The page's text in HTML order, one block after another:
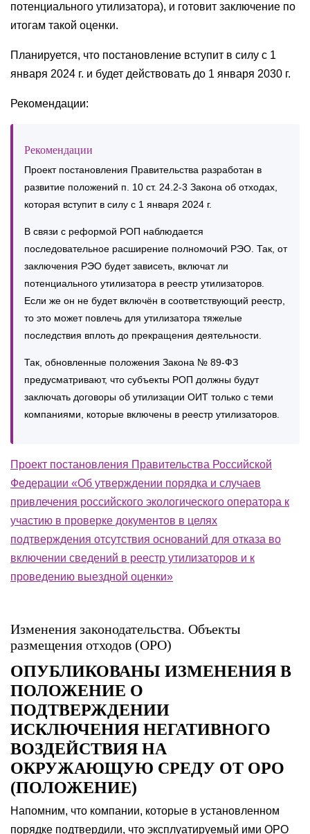
потенциального утилизатора), и готовит заключение по
итогам такой оценки.
Планируется, что постановление вступит в силу с 1
января 2024 г. и будет действовать до 1 января 2030 г.
Рекомендации:
Рекомендации
Проект постановления Правительства разработан в
развитие положений п. 10 ст. 24.2-3 Закона об отходах,
которая вступит в силу с 1 января 2024 г.
В связи с реформой РОП наблюдается
последовательное расширение полномочий РЭО. Так, от
заключения РЭО будет зависеть, включат ли
потенциального утилизатора в реестр утилизаторов.
Если же он не будет включён в соответствующий реестр,
то это может повлечь для утилизатора тяжелые
последствия вплоть до прекращения деятельности.
Так, обновленные положения Закона № 89-ФЗ
предусматривают, что субъекты РОП должны будут
заключать договоры об утилизации ОИТ только с теми
компаниями, которые включены в реестр утилизаторов.
Проект постановления Правительства Российской
Федерации «Об утверждении порядка и случаев
привлечения российского экологического оператора к
участию в проверке документов в целях
подтверждения отсутствия оснований для отказа во
включении сведений в реестр утилизаторов и к
проведению выездной оценки»
Изменения законодательства. Объекты
размещения отходов (ОРО)
ОПУБЛИКОВАНЫ ИЗМЕНЕНИЯ В
ПОЛОЖЕНИЕ О
ПОДТВЕРЖДЕНИИ
ИСКЛЮЧЕНИЯ НЕГАТИВНОГО
ВОЗДЕЙСТВИЯ НА
ОКРУЖАЮЩУЮ СРЕДУ ОТ ОРО
(ПОЛОЖЕНИЕ)
Напомним, что компании, которые в установленном
порядке подтвердили, что эксплуатируемый ими ОРО